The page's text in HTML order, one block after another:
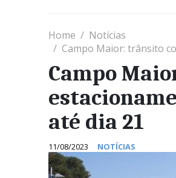
Home
Notícias
Campo Maior: trânsito
Campo
até dia 21
11/08/2023 NOTÍCIAS